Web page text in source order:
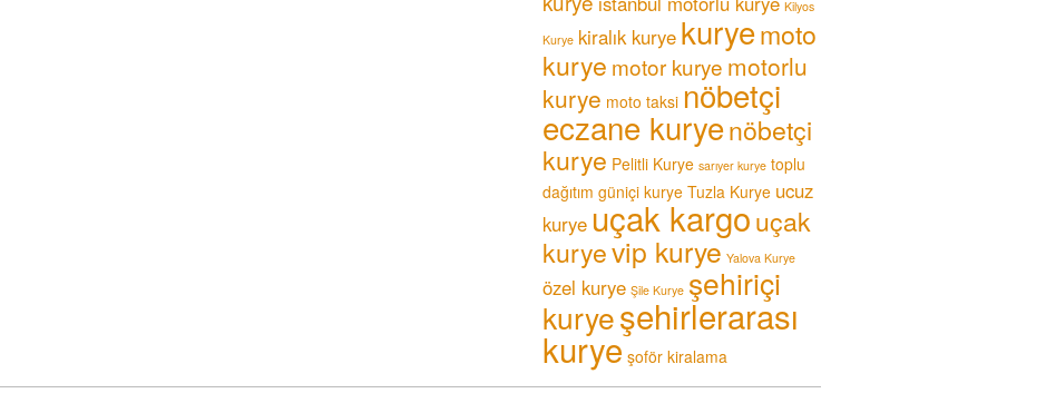
Kilyos
Kurye kiralık kurye kuryemoto
kurye motor kurye motorlu
kurye moto taksi nöbetçi
eczane kuryenöbetçi
kurye Pelitli Kurye sarıyer kurye toplu
dağıtım güniçi kurye Tuzla Kurye ucuz
kurye uçak kargouçak
kuryevip kurye Yalova Kurye
özel kurye Şile Kurye şehiriçi
kuryeşehirlerarası
kurye şoför kiralama